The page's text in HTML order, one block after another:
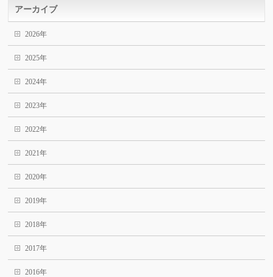
アーカイブ
2026年
2025年
2024年
2023年
2022年
2021年
2020年
2019年
2018年
2017年
2016年